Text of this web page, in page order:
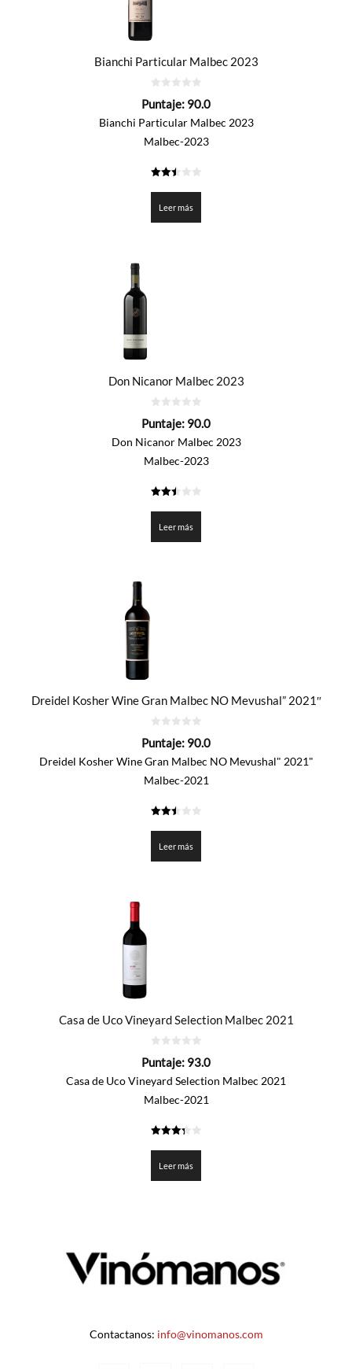
Bianchi Particular Malbec 2023
de
Puntaje: 90.0
Bianchi Particular Malbec 2023
Malbec-2023
de 5
Leer más
Don Nicanor Malbec 2023
de
Puntaje: 90.0
Don Nicanor Malbec 2023
Malbec-2023
de 5
Leer más
Dreidel Kosher Wine Gran Malbec NO Mevushal” 2021″
de
Puntaje: 90.0
Dreidel Kosher Wine Gran Malbec NO Mevushal" 2021"
Malbec-2021
de 5
Leer más
Casa de Uco Vineyard Selection Malbec 2021
de
Puntaje: 93.0
Casa de Uco Vineyard Selection Malbec 2021
Malbec-2021
de 5
Leer más
Contactanos: info@vinomanos.com